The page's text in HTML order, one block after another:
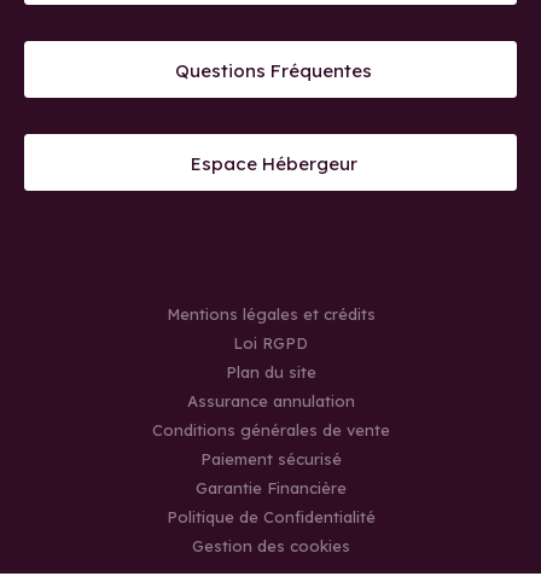
Questions Fréquentes
Espace Hébergeur
Mentions légales et crédits
Loi RGPD
Plan du site
Assurance annulation
Conditions générales de vente
Paiement sécurisé
Garantie Financière
Politique de Confidentialité
Gestion des cookies